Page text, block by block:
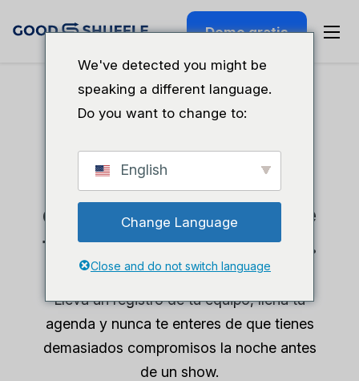
Demo gratis
Software de contratación y alquiler de DJ
Tú haces mucho más
que pinchar. Tu software
también debería hacerlo.
Lleva un registro de tu equipo, llena tu
agenda y nunca te enteres de que tienes
demasiados compromisos la noche antes
de un show.
We've detected you might be
speaking a different language.
Do you want to change to:
English
Change Language
Close and do not switch language